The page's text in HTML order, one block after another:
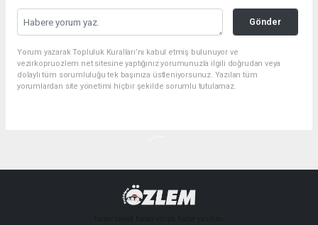
Gönder
Yorum yazarak Topluluk Kuralları’nı kabul etmiş bulunuyor ve
vezirkopruozlem.net sitesine yaptığınız yorumunuzla ilgili doğrudan veya
dolaylı tüm sorumluluğu tek başınıza üstleniyorsunuz. Yazılan tüm
yorumlardan site yönetimi hiçbir şekilde sorumlu tutulamaz.